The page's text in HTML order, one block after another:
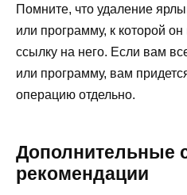
Помните, что удаление
или программу, к которой
ссылку на него. Если вам
или программу, вам
операцию отдельно.
Дополнительные
рекомендации